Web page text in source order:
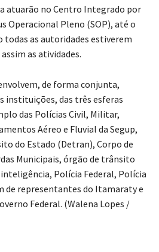
atuarão no Centro Integrado por
Operacional Pleno (SOP), até o
todas as autoridades estiverem
as atividades.
de forma conjunta,
instituições, das três esferas
das Polícias Civil, Militar,
Aéreo e Fluvial da Segup,
do Estado (Detran), Corpo de
Municipais, órgão de trânsito
Polícia Federal, Polícia
de representantes do Itamaraty e
Federal. (Walena Lopes /